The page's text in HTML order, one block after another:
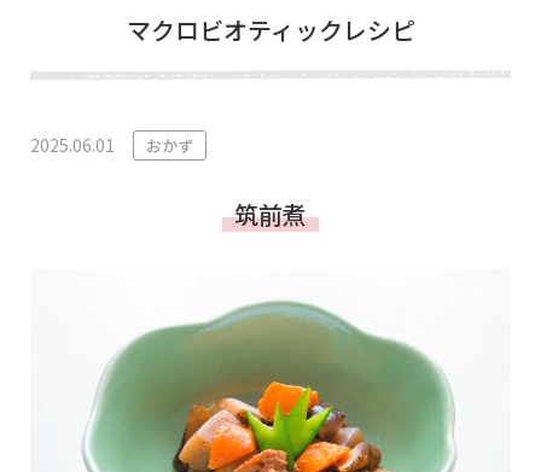
マクロビオティックレシピ
2025.06.01 おかず
筑前煮